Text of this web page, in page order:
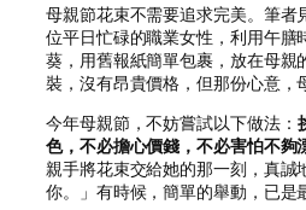
母親節花束不需要追求完美。筆者
位平日忙碌的職業女性，利用午膳
葵，用舊報紙簡單包裹，放在母親
裝，沒有昂貴價格，但那份心意，
今年母親節，不妨嘗試以下做法：
色，不必擔心價錢，不必害怕不夠
親手將花束交給她的那一刻，真誠
你。」有時候，簡單的舉動，已是